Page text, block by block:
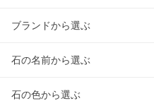
ブランドから選ぶ
石の名前から選ぶ
石の色から選ぶ